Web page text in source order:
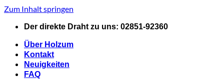
Zum Inhalt springen
Der direkte Draht zu uns: 02851-92360
Über Holzum
Kontakt
Neuigkeiten
FAQ